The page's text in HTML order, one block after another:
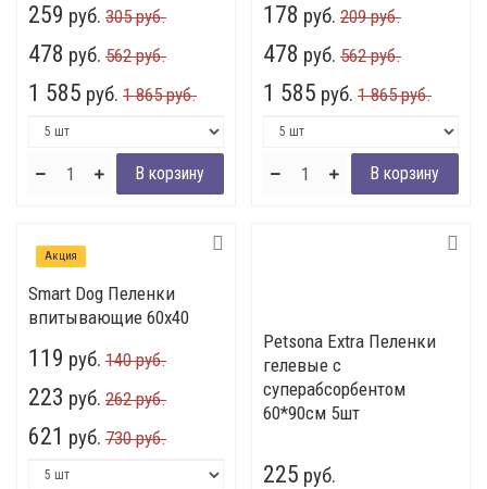
259 руб. 305 руб.
478 руб. 562 руб.
1 585 руб. 1 865 руб.
178 руб. 209 руб.
478 руб. 562 руб.
1 585 руб. 1 865 руб.
Акция
Smart Dog Пеленки
впитывающие 60х40
119 руб. 140 руб.
223 руб. 262 руб.
621 руб. 730 руб.
Petsona Extra Пеленки
гелевые c
суперабсорбентом
60*90см 5шт
225 руб.